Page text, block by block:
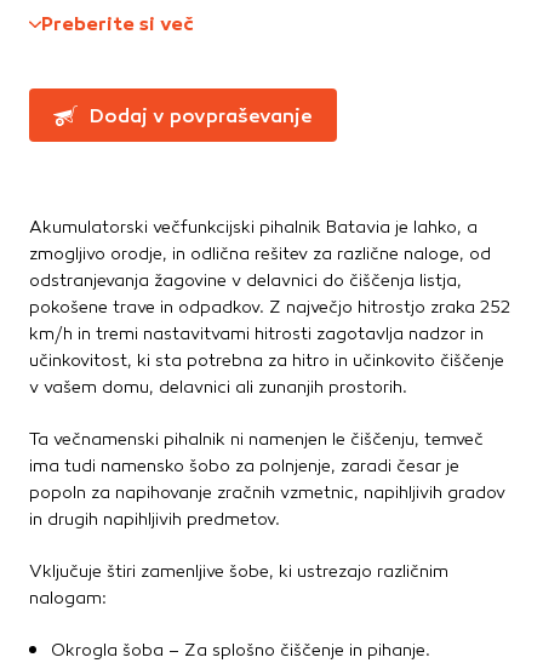
Ročne žage, sekire, noži
Zidarsko orodje
Kotniki
Kotno in profilno železo
Pritrdilna tehnika
Spojni elementi
Verige, jeklene vrvi
Vijaki
Žičniki
Preberite si več
Dodaj v povpraševanje
Akumulatorski večfunkcijski pihalnik Batavia je lahko, a
zmogljivo orodje, in odlična rešitev za različne naloge, od
odstranjevanja žagovine v delavnici do čiščenja listja,
pokošene trave in odpadkov. Z največjo hitrostjo zraka 252
km/h in tremi nastavitvami hitrosti zagotavlja nadzor in
učinkovitost, ki sta potrebna za hitro in učinkovito čiščenje
v vašem domu, delavnici ali zunanjih prostorih.
Ta večnamenski pihalnik ni namenjen le čiščenju, temveč
ima tudi namensko šobo za polnjenje, zaradi česar je
popoln za napihovanje zračnih vzmetnic, napihljivih gradov
in drugih napihljivih predmetov.
Vključuje štiri zamenljive šobe, ki ustrezajo različnim
nalogam:
Okrogla šoba – Za splošno čiščenje in pihanje.
Partnerska oglaševalska podjetja jih lahko uporabljajo za
prikazovanje ustreznih oglasov na drugih spletnih mestih.
Pri delu uporabljajo edinstveno prepoznavanje vašega
brskalnika in naprave. Če zavrnete uporabo teh piškotkov,
Potrdi moje izbire
DOVOLI VSE